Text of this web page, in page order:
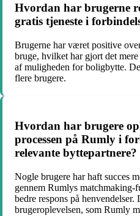
Hvordan har brugerne
gratis tjeneste i
Brugerne har været positive
bruge, hvilket har gjort det
af muligheden for boligbytte.
flere brugere.
Hvordan har brugere
processen på Rumly i
relevante byttepartnere?
Nogle brugere har haft succes
gennem Rumlys matchmaking-
bedre respons på
brugeroplevelsen, som Rumly